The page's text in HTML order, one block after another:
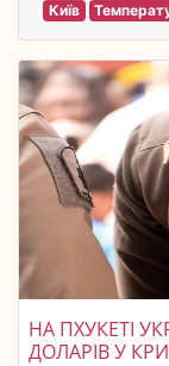
Київ
НА ПХУКЕТІ
ДОЛАРІВ У